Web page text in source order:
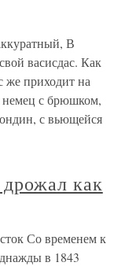
В
васисдас. Как
же приходит на
немец с брюшком,
с вьющейся
как
Со временем к
в 1843